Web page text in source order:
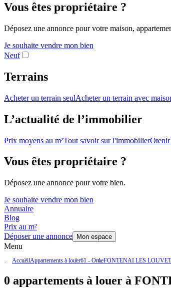
Vous êtes propriétaire ?
Déposez une annonce pour votre maison,
Je souhaite vendre mon bien
Neuf
Terrains
Acheter un terrain seulAcheter un terrain avec
L’actualité de l’immobilier
Prix moyens au m²Tout savoir sur l'immobilier
Vous êtes propriétaire ?
Déposez une annonce pour votre bien.
Je souhaite vendre mon bien
Annuaire
Blog
Prix au m²
Déposer une annonce
Mon espace
Menu
AccueilAppartements à louer61 - OrneFONTENAI LES
0 appartements à louer à